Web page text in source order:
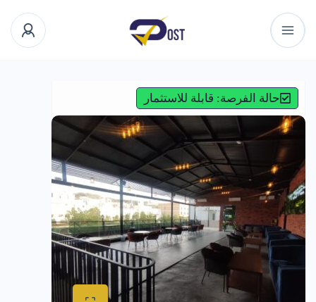
حالة الفرصة: قابلة للاستثمار